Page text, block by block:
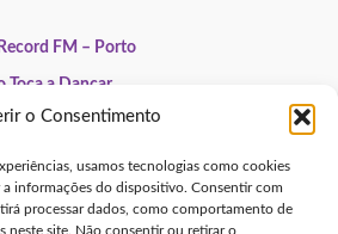
o Consentimento
usamos tecnologias como cookies
a informações do dispositivo. Consentir com
processar dados, como comportamento de
neste site. Não consentir ou retirar o
FM – Porto
Toca a Dançar
FM